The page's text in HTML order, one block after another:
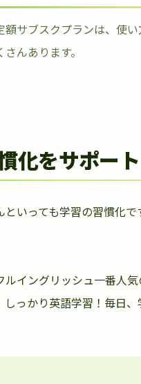
サブスクプランは、使
んあります。
化をサポート
いっても学習の習慣化
イングリッシュ一番人気
しっかり英語学習！毎日